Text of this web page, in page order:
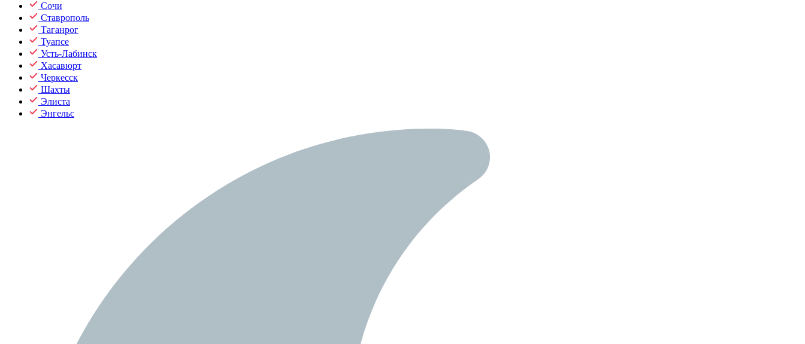
Сочи
Ставрополь
Таганрог
Туапсе
Усть-Лабинск
Хасавюрт
Черкесск
Шахты
Элиста
Энгельс